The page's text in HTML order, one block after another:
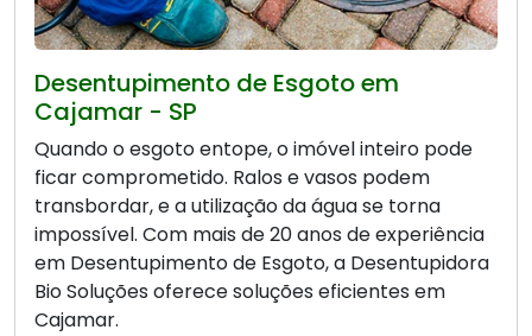
Desentupimento de Esgoto em
Cajamar - SP
Quando o esgoto entope, o imóvel inteiro pode
ficar comprometido. Ralos e vasos podem
transbordar, e a utilização da água se torna
impossível. Com mais de 20 anos de experiência
em Desentupimento de Esgoto, a Desentupidora
Bio Soluções oferece soluções eficientes em
Cajamar.